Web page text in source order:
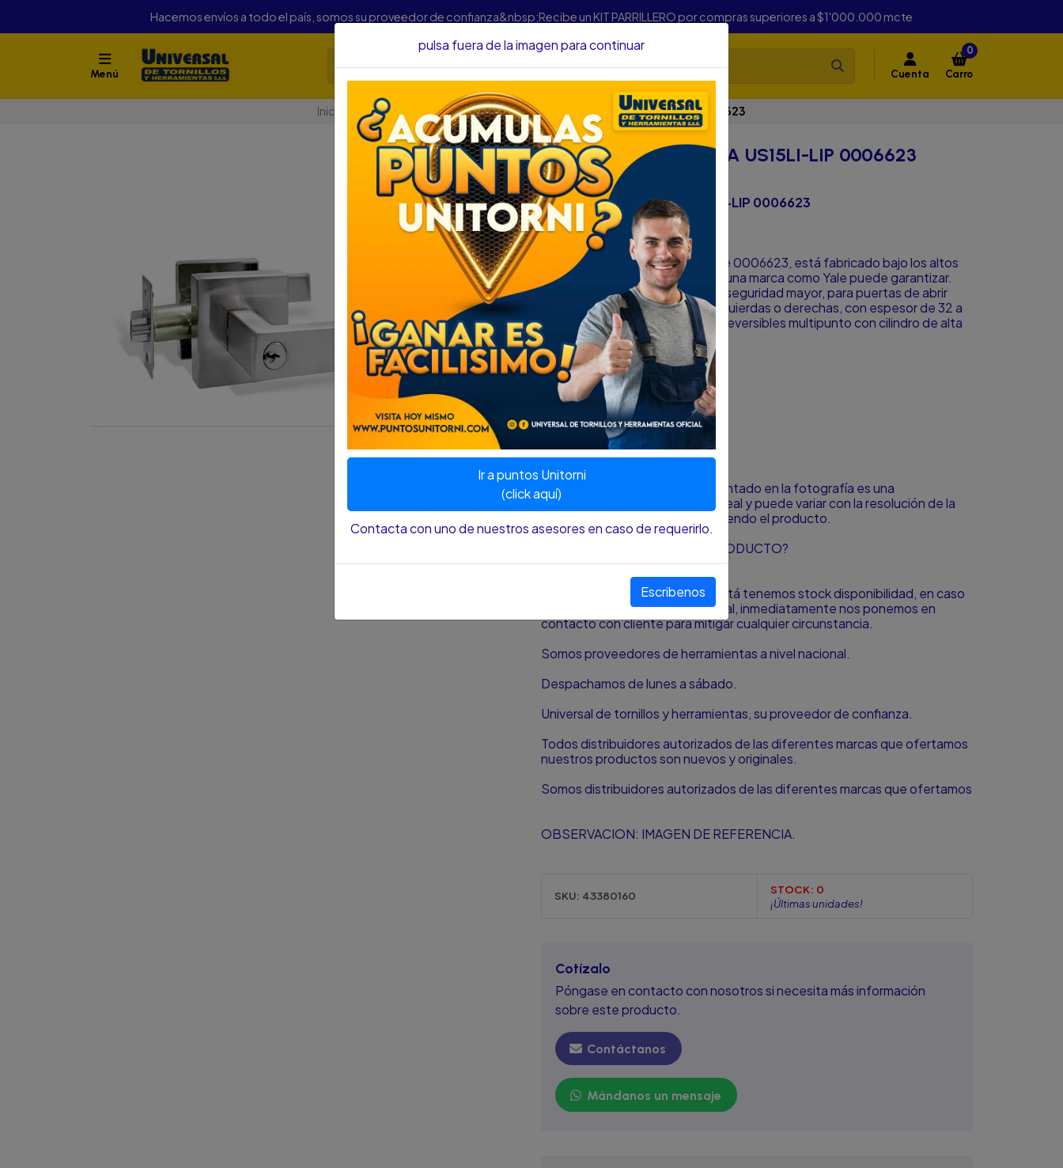
Hacemos envíos a todo el país, somos su proveedor de confianza&nbsp;Recibe un KIT PARRILLERO por compras superiores a $1'000.000 mcte
Menú Cuenta
0
Carro
Inicio Seguridad Cerraduras CERROJO YALE PARMA US15LI-LIP 0006623
CERROJO YALE PARMA US15LI-LIP 0006623
DESCRIPCIÓN
CERROJO YALE PARMA US15LI-LIP 0006623
SKU... 43380160
DESCRIPCIÓN...
El Cerrojo Parma US15LI-LIP Yale 0006623, está fabricado bajo los altos
estándares de calidad que solo una marca como Yale puede garantizar.
Esto a su vez ofrece un nivel de seguridad mayor, para puertas de abrir
hacia adentro o hacia afuera, izquierdas o derechas, con espesor de 32 a
42 mm e incluye 4 llaves planas reversibles multipunto con cilindro de alta
seguridad.
- Marca: Yale
- Ref: 0006623
- Color: Plateado
- Backset de 60 mm
- Apto: Puertas de 32 a 42 mm
Nota
: El color y el tamaño presentado en la fotografía es una
aproximación al color y tamaño real y puede variar con la resolución de la
pantalla desde donde se está viendo el producto.
¿HAY DISPONIBILIDAD DEL PRODUCTO?
Si la publicación del producto está tenemos stock disponibilidad, en caso
de alguna circunstancia, adicional, inmediatamente nos ponemos en
contacto con cliente para mitigar cualquier circunstancia.
Somos proveedores de herramientas a nivel nacional.
Despachamos de lunes a sábado.
Universal de tornillos y herramientas, su proveedor de confianza.
Todos distribuidores autorizados de las diferentes marcas que ofertamos
nuestros productos son nuevos y originales.
Somos distribuidores autorizados de las diferentes marcas que ofertamos
OBSERVACION: IMAGEN DE REFERENCIA.
SKU: 43380160 STOCK: 0
¡Últimas unidades!
Cotízalo
Póngase en contacto con nosotros si necesita más información
sobre este producto.
Contáctanos
Mándanos un mensaje
pulsa fuera de la imagen para continuar
Ir a puntos Unitorni
(click aquí)
Contacta con uno de nuestros asesores en caso de requerirlo.
Escribenos